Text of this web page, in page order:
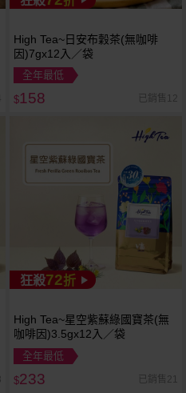
High Tea~日安布穀茶(無咖啡
因)7gx12入／袋
全年最低
$158 已銷售12
狂殺72折
High Tea~星空紫蘇綠國寶茶(無
咖啡因)3.5gx12入／袋
全年最低
$233 已銷售21